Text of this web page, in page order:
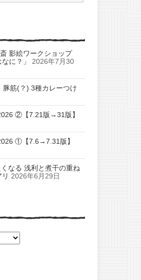
影絵ワークショップ
に？」
2026年7月30
豚筋(？) 3種カレーつけ
②【7.21版→31版】
①【7.6→7.31版】
なる 浅利と煮干の重ね
2026年6月29日